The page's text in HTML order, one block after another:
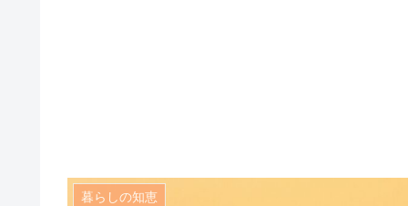
暮らしの知恵